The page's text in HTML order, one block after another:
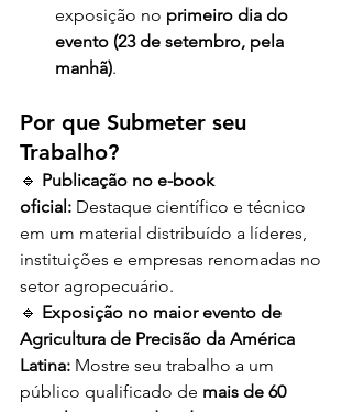
exposição no primeiro dia do
evento (23 de setembro, pela
manhã).
Por que Submeter seu
Trabalho?
🔹 Publicação no e-book
oficial: Destaque científico e técnico
em um material distribuído a líderes,
instituições e empresas renomadas no
setor agropecuário.
🔹 Exposição no maior evento de
Agricultura de Precisão da América
Latina: Mostre seu trabalho a um
público qualificado de mais de 60